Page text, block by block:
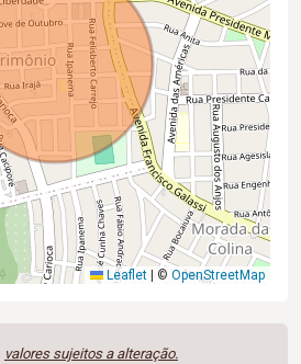
Leaflet | © OpenStreetMap
valores sujeitos a alteração.